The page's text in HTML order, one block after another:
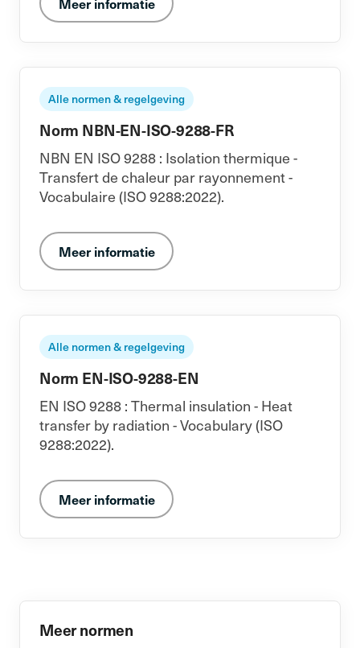
Alle normen & regelgeving
Norm NBN-EN-ISO-9288-FR
NBN EN ISO 9288 : Isolation thermique -
Transfert de chaleur par rayonnement -
Vocabulaire (ISO 9288:2022).
Meer informatie
Alle normen & regelgeving
Norm EN-ISO-9288-EN
EN ISO 9288 : Thermal insulation - Heat
transfer by radiation - Vocabulary (ISO
9288:2022).
Meer informatie
Meer normen